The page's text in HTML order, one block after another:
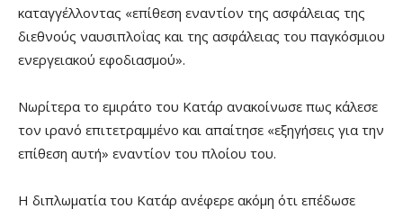
καταγγέλλοντας «επίθεση εναντίον της ασφάλειας της
διεθνούς ναυσιπλοΐας και της ασφάλειας του παγκόσμιου
ενεργειακού εφοδιασμού».
Νωρίτερα το εμιράτο του Κατάρ ανακοίνωσε πως κάλεσε
τον ιρανό επιτετραμμένο και απαίτησε «εξηγήσεις για την
επίθεση αυτή» εναντίον του πλοίου του.
Η διπλωματία του Κατάρ ανέφερε ακόμη ότι επέδωσε